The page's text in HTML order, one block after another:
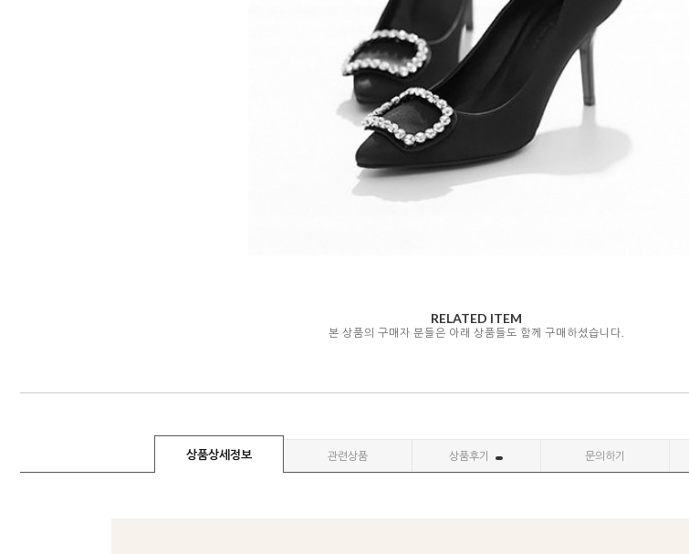
RELATED ITEM
본 상품의 구매자 분들은 아래 상품들도 함께 구매하셨습니다.
상품상세정보 관련상품 상품후기 문의하기